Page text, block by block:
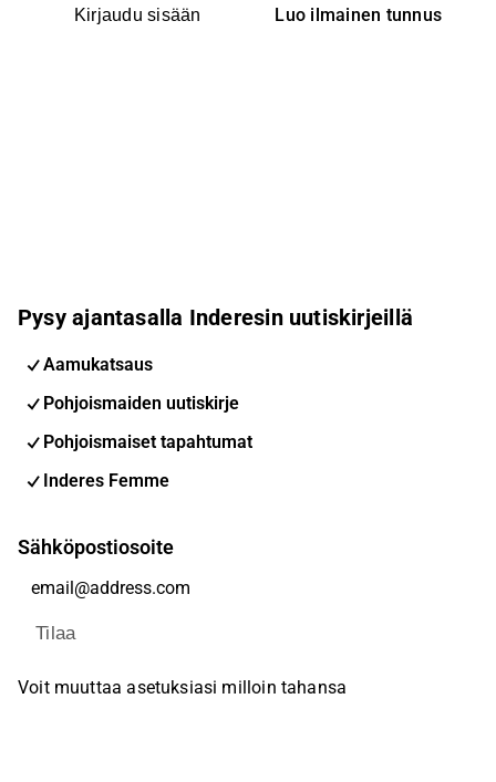
Kirjaudu sisään Luo ilmainen tunnus
Pysy ajantasalla Inderesin uutiskirjeillä
Aamukatsaus
Pohjoismaiden uutiskirje
Pohjoismaiset tapahtumat
Inderes Femme
Sähköpostiosoite
Tilaa
Voit muuttaa asetuksiasi milloin tahansa